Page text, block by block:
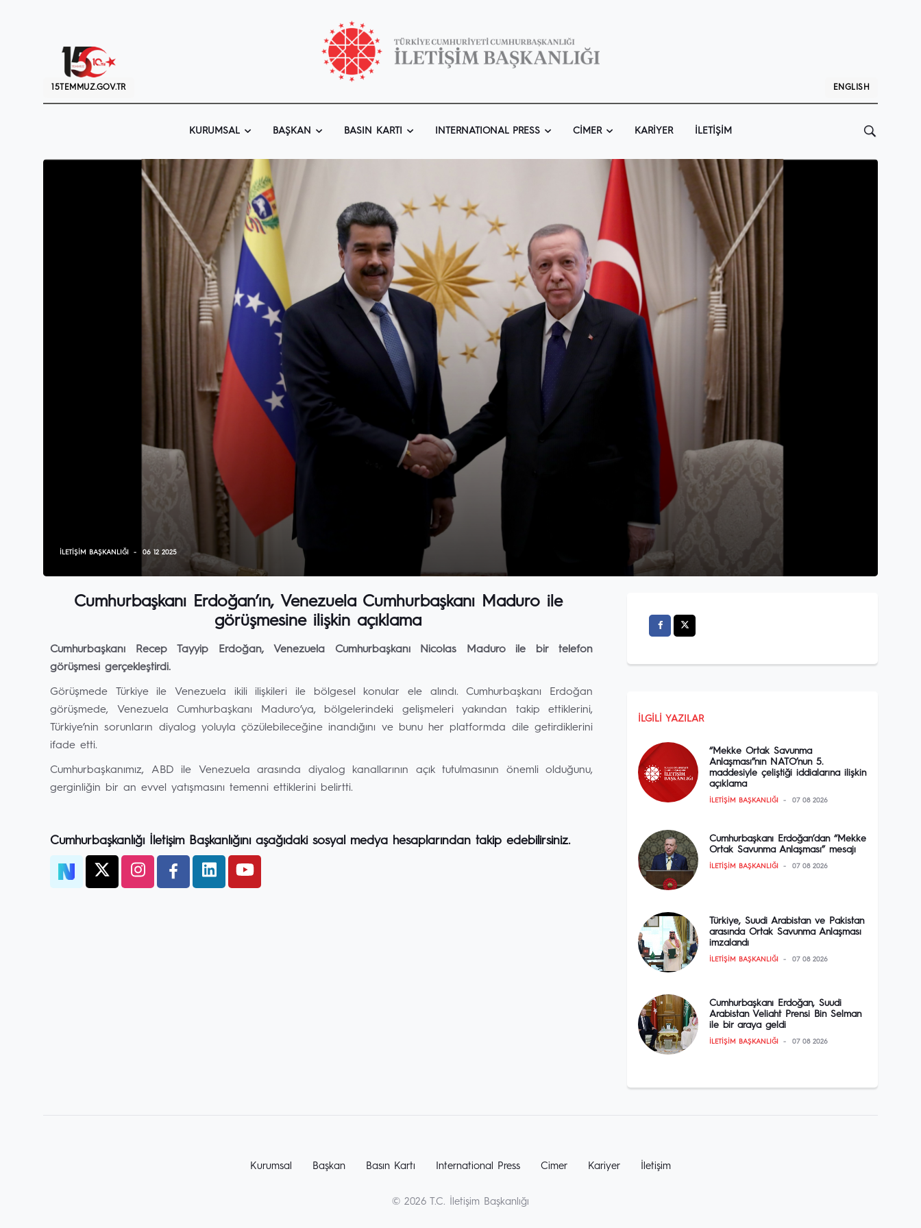
15TEMMUZ.GOV.TR ENGLISH
KURUMSAL BAŞKAN BASIN KARTI INTERNATIONAL PRESS CIMER KARIYER İLETIŞIM
İLETIŞIM BAŞKANLIĞI 06 12 2025
Cumhurbaşkanı Erdoğan’ın, Venezuela Cumhurbaşkanı Maduro ile
görüşmesine ilişkin açıklama
Cumhurbaşkanı Recep Tayyip Erdoğan, Venezuela Cumhurbaşkanı Nicolas Maduro ile bir telefon
görüşmesi gerçekleştirdi.
Görüşmede Türkiye ile Venezuela ikili ilişkileri ile bölgesel konular ele alındı. Cumhurbaşkanı Erdoğan
görüşmede, Venezuela Cumhurbaşkanı Maduro’ya, bölgelerindeki gelişmeleri yakından takip ettiklerini,
Türkiye’nin sorunların diyalog yoluyla çözülebileceğine inandığını ve bunu her platformda dile getirdiklerini
ifade etti.
Cumhurbaşkanımız, ABD ile Venezuela arasında diyalog kanallarının açık tutulmasının önemli olduğunu,
gerginliğin bir an evvel yatışmasını temenni ettiklerini belirtti.
Cumhurbaşkanlığı İletişim Başkanlığını aşağıdaki sosyal medya hesaplarından takip edebilirsiniz.
İLGILI YAZILAR
“Mekke Ortak Savunma
Anlaşması”nın NATO’nun 5.
maddesiyle çeliştiği iddialarına ilişkin
açıklama
İLETIŞIM BAŞKANLIĞI 07 08 2026
Cumhurbaşkanı Erdoğan’dan “Mekke
Ortak Savunma Anlaşması” mesajı
İLETIŞIM BAŞKANLIĞI 07 08 2026
Türkiye, Suudi Arabistan ve Pakistan
arasında Ortak Savunma Anlaşması
imzalandı
İLETIŞIM BAŞKANLIĞI 07 08 2026
Cumhurbaşkanı Erdoğan, Suudi
Arabistan Veliaht Prensi Bin Selman
ile bir araya geldi
İLETIŞIM BAŞKANLIĞI 07 08 2026
Kurumsal Başkan Basın Kartı International Press Cimer Kariyer İletişim
© 2026 T.C. İletişim Başkanlığı